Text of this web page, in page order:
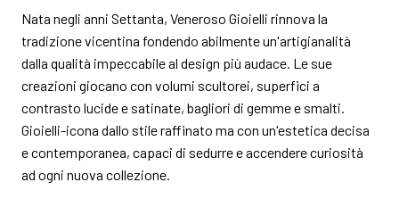
Nata negli anni Settanta, Veneroso Gioielli rinnova la
tradizione vicentina fondendo abilmente un'artigianalità
dalla qualità impeccabile al design più audace. Le sue
creazioni giocano con volumi scultorei, superfici a
contrasto lucide e satinate, bagliori di gemme e smalti.
Gioielli-icona dallo stile raffinato ma con un'estetica decisa
e contemporanea, capaci di sedurre e accendere curiosità
ad ogni nuova collezione.